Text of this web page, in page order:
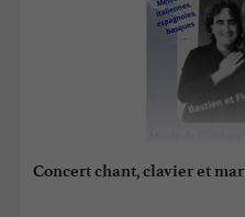
Concert chant, clavier et